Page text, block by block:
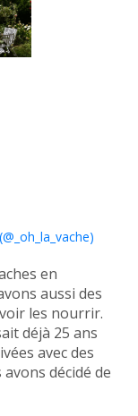
en
aussi des
les nourrir.
déjà 25 ans
avec des
décidé de